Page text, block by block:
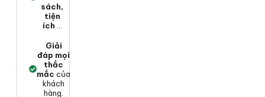
sách,
tiện
ích
Giải
đáp mọi
thắc
mắc của
khách
hàng.